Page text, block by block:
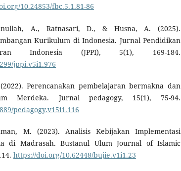
10.24853/fbc.5.1.81-86
A., Ratnasari, D., & Husna, A. (2025).
Kurikulum di Indonesia. Jurnal Pendidikan
Indonesia (JPPI), 5(1), 169-184.
jppi.v5i1.976
Perencanakan pembelajaran bermakna dan
Merdeka. Jurnal pedagogy, 15(1), 75-94.
pedagogy.v15i1.116
M. (2023). Analisis Kebijakan Implementasi
di Madrasah. Bustanul Ulum Journal of Islamic
https://doi.org/10.62448/bujie.v1i1.23